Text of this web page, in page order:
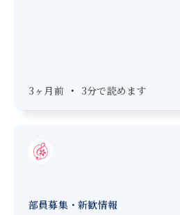
3ヶ月前 • 3分で読めます
部員募集・新歓情報